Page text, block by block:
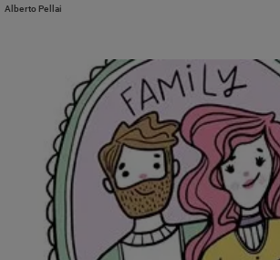
nell'educazione? La risposta è dello psicoterapeuta
Alberto Pellai